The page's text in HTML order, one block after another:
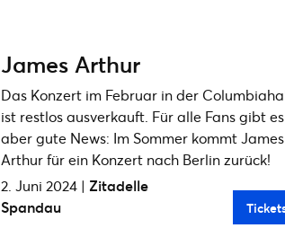
James Arthur
Das Konzert im Februar in der
ist restlos ausverkauft. Für alle Fans gibt es
aber gute News: Im Sommer kommt James
Arthur für ein Konzert nach Berlin zurück!
2. Juni 2024 | Zitadelle
Spandau